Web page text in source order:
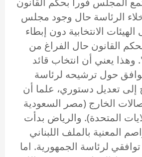
الرئاسة حال وجود مجلس
الانتخابية دون إبطاء
القانون حال الفراغ من
وهذا يعني أن انتخاب قائد
حول ترشيحه لرئاسة
إلى تعديل دستوري، علما أن
الخارج (مصر السعودية
المتحدة). والرياض بدأت
المعنية بالملف اللبناني
لرئاسة الجمهورية. اما